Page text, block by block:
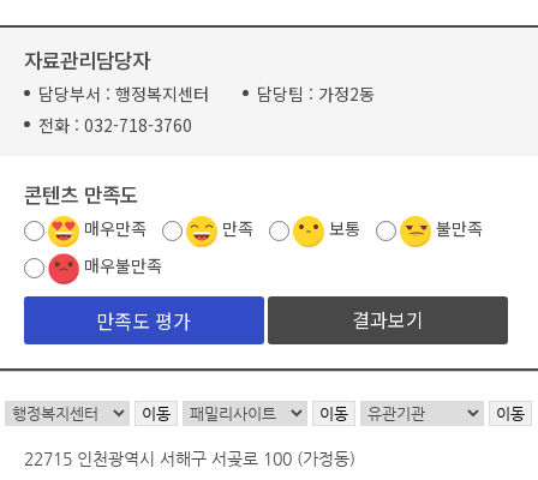
자료관리담당자
담당부서 : 행정복지센터 담당팀 : 가정2동
전화 : 032-718-3760
콘텐츠 만족도
매우만족 만족 보통
불만족
매우불만족
결과보기
22715 인천광역시 서해구 서곶로 100 (가정동)